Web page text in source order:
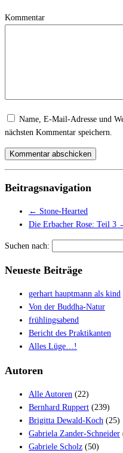
Kommentar
Name, E-Mail-Adresse und
nächsten Kommentar speichern.
Beitragsnavigation
← Stone-Hearted
Die Erbacher Rose: Teil 3
Suchen nach:
Neueste Beiträge
gerhart hauptmann als kind
Von der Buddha-Natur
frühlingsabend
Bericht des Praktikanten
Alles Lüge…!
Autoren
Alle Autoren (22)
Bernhard Ruppert (239)
Brigitta Dewald-Koch (25)
Gabriela Zander-Schneider
Gabriele Scholz (50)